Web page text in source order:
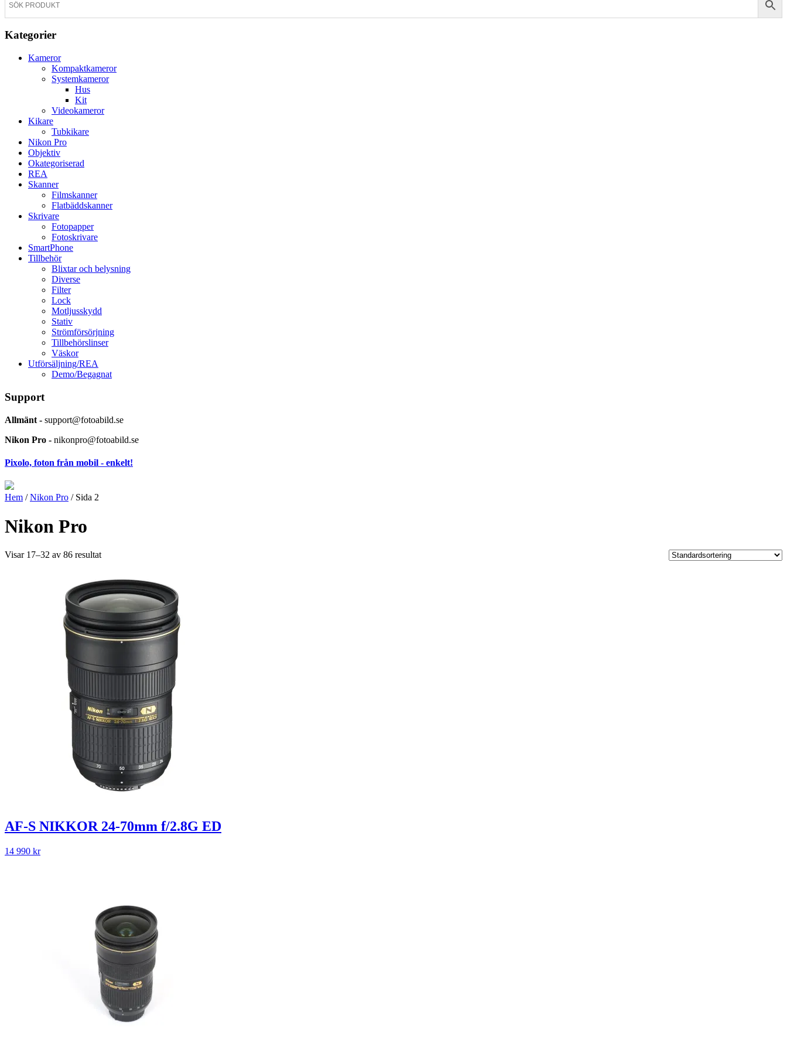
Kategorier
Kameror
Kompaktkameror
Systemkameror
Hus
Kit
Videokameror
Kikare
Tubkikare
Nikon Pro
Objektiv
Okategoriserad
REA
Skanner
Filmskanner
Flatbäddskanner
Skrivare
Fotopapper
Fotoskrivare
SmartPhone
Tillbehör
Blixtar och belysning
Diverse
Filter
Lock
Motljusskydd
Stativ
Strömförsörjning
Tillbehörslinser
Väskor
Utförsäljning/REA
Demo/Begagnat
Support
Allmänt - support@fotoabild.se
Nikon Pro - nikonpro@fotoabild.se
Pixolo, foton från mobil - enkelt!
Hem /Nikon Pro / Sida 2
Nikon Pro
Visar 17–32 av 86 resultat
AF-S NIKKOR 24-70mm f/2.8G ED
14 990 kr